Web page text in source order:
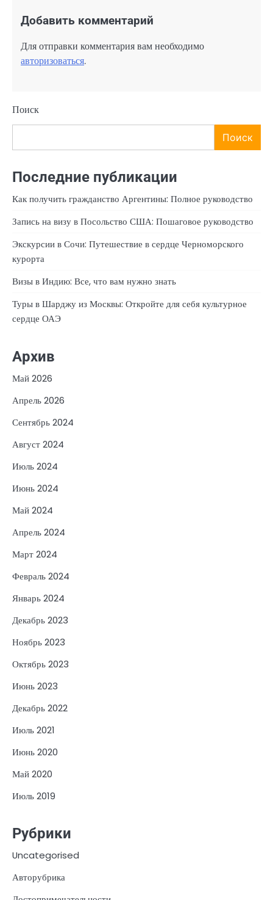
Добавить комментарий
Для отправки комментария вам необходимо
авторизоваться.
Поиск
Поиск
Последние публикации
Как получить гражданство Аргентины: Полное руководство
Запись на визу в Посольство США: Пошаговое руководство
Экскурсии в Сочи: Путешествие в сердце Черноморского
курорта
Визы в Индию: Все, что вам нужно знать
Туры в Шарджу из Москвы: Откройте для себя культурное
сердце ОАЭ
Архив
Май 2026
Апрель 2026
Сентябрь 2024
Август 2024
Июль 2024
Июнь 2024
Май 2024
Апрель 2024
Март 2024
Февраль 2024
Январь 2024
Декабрь 2023
Ноябрь 2023
Октябрь 2023
Июнь 2023
Декабрь 2022
Июль 2021
Июнь 2020
Май 2020
Июль 2019
Рубрики
Uncategorised
Авторубрика